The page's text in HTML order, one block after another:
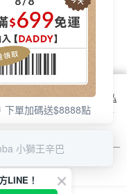
方式之詳情，及若您不希
設定，請參閱本網站「
隱私
示您同意本公司得按本網站使
下單加碼送$8888點
小獅王辛巴
LINE！